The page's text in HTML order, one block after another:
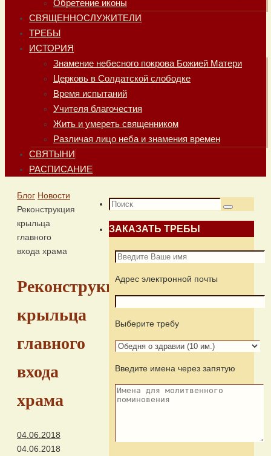
Обретение иконы
СВЯЩЕННОСЛУЖИТЕЛИ
ТРЕБЫ
ИСТОРИЯ
Знамение небесного покрова Божией Матери
Церковь в Солдатской слободке
Время испытаний
Учителя благочестия
Жить и умереть священником
Различая лицо неба и знамения времен
СВЯТЫНИ
РАСПИСАНИЕ
Главная
Блог Новости
Реконструкция
крыльца
главного
входа храма
Реконструкция
крыльца
главного
входа
храма
04.06.2018
04.06.2018
Что
Поиск
ЗАКАЗАТЬ ТРЕБЫ
Адрес электронной почты
Выберите требу
Введите имена через запятую